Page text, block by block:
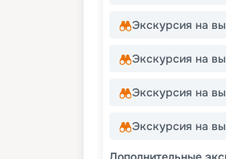
Экскурсия на
Экскурсия на
Экскурсия на
Экскурсия на